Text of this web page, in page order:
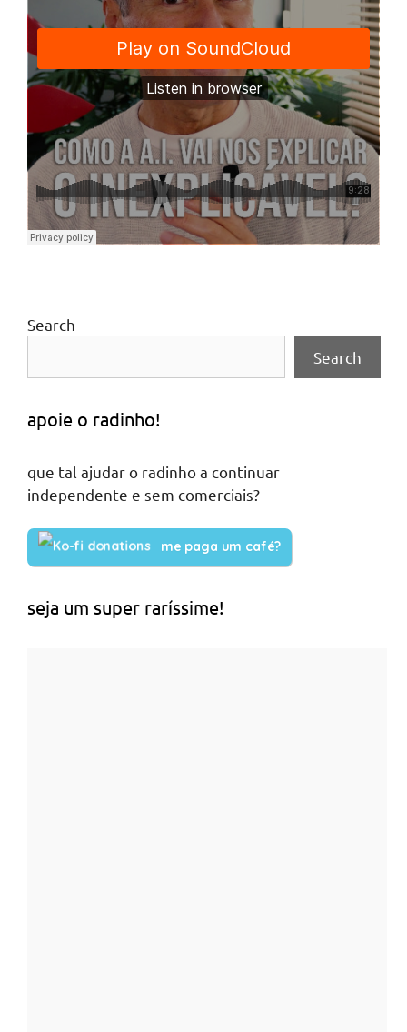
Search
Search
apoie o radinho!
que tal ajudar o radinho a continuar
independente e sem comerciais?
me paga um café?
seja um super raríssime!